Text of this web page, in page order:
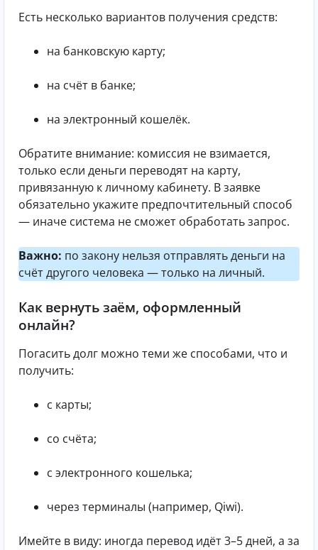
Есть несколько вариантов получения средств:
на банковскую карту;
на счёт в банке;
на электронный кошелёк.
Обратите внимание: комиссия не взимается,
только если деньги переводят на карту,
привязанную к личному кабинету. В заявке
обязательно укажите предпочтительный способ
— иначе система не сможет обработать запрос.
Важно: по закону нельзя отправлять деньги на
счёт другого человека — только на личный.
Как вернуть заём, оформленный
онлайн?
Погасить долг можно теми же способами, что и
получить:
с карты;
со счёта;
с электронного кошелька;
через терминалы (например, Qiwi).
Имейте в виду: иногда перевод идёт 3–5 дней, а за